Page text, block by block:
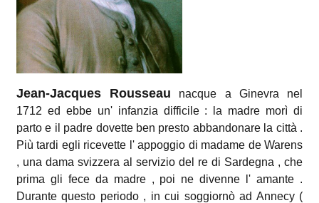
Jean-Jacques Rousseau nacque a Ginevra nel
1712 ed ebbe un' infanzia difficile : la madre morì di
parto e il padre dovette ben presto abbandonare la città .
Più tardi egli ricevette l' appoggio di madame de Warens
, una dama svizzera al servizio del re di Sardegna , che
prima gli fece da madre , poi ne divenne l' amante .
Durante questo periodo , in cui soggiornò ad Annecy (